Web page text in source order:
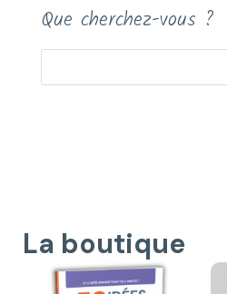
Que cherchez-vous ?
La boutique